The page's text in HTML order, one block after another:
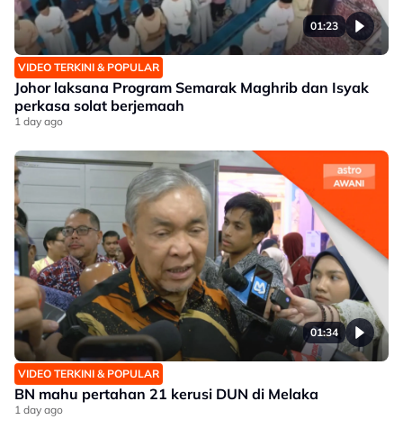
01:23
VIDEO TERKINI & POPULAR
Johor laksana Program Semarak Maghrib dan Isyak
perkasa solat berjemaah
1 day ago
01:34
VIDEO TERKINI & POPULAR
BN mahu pertahan 21 kerusi DUN di Melaka
1 day ago